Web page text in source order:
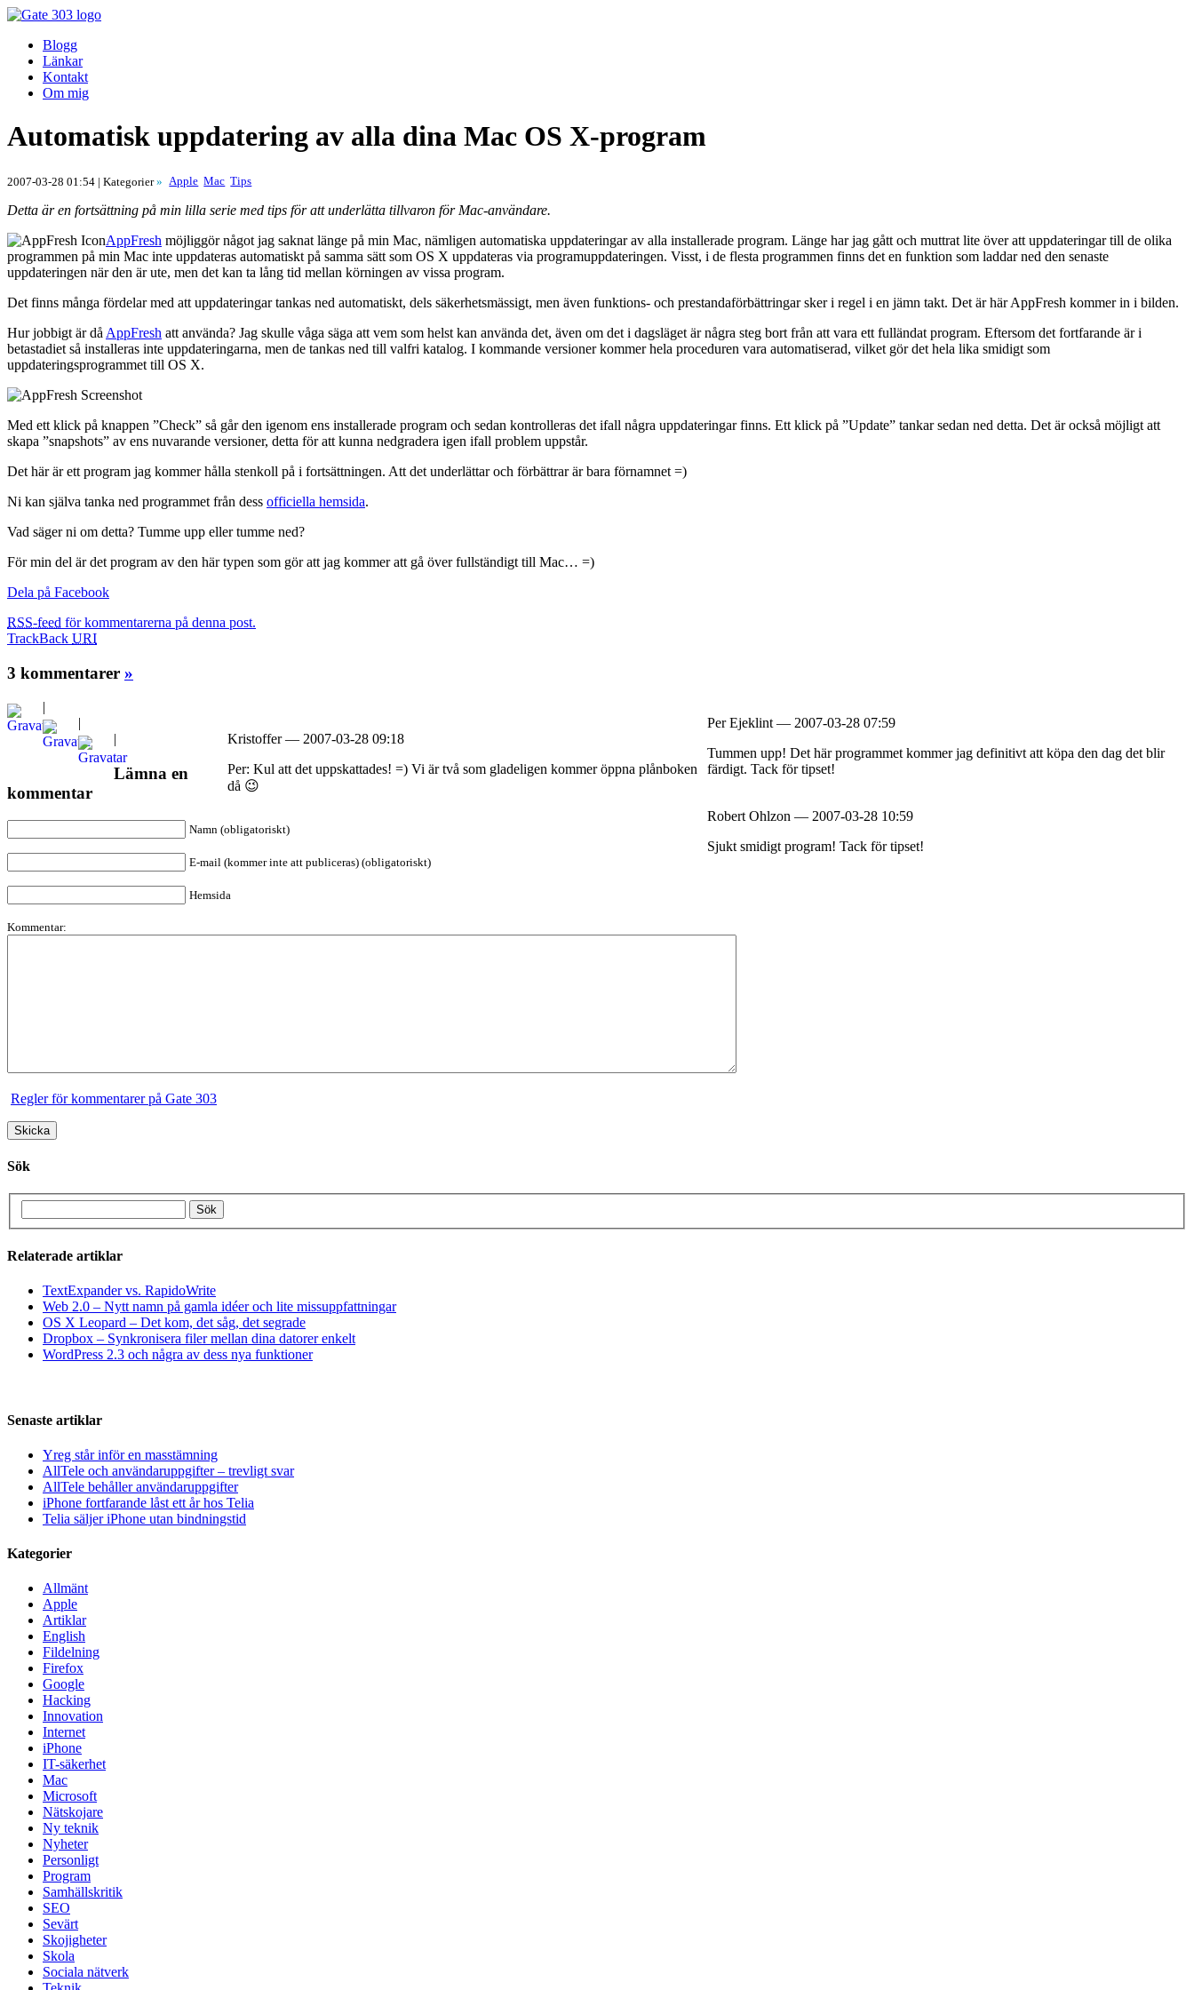
Blogg
Länkar
Kontakt
Om mig
Automatisk uppdatering av alla dina Mac OS X-program
2007-03-28 01:54 | Kategorier» Apple Mac Tips
Detta är en fortsättning på min lilla serie med tips för att underlätta tillvaron för Mac-användare.
AppFresh möjliggör något jag saknat länge på min Mac, nämligen automatiska uppdateringar av alla installerade program. Länge har jag gått och muttrat lite över att uppdateringar till de olika
programmen på min Mac inte uppdateras automatiskt på samma sätt som OS X uppdateras via programuppdateringen. Visst, i de flesta programmen finns det en funktion som laddar ned den senaste
uppdateringen när den är ute, men det kan ta lång tid mellan körningen av vissa program.
Det finns många fördelar med att uppdateringar tankas ned automatiskt, dels säkerhetsmässigt, men även funktions- och prestandaförbättringar sker i regel i en jämn takt. Det är här AppFresh kommer in i bilden.
Hur jobbigt är då AppFresh att använda? Jag skulle våga säga att vem som helst kan använda det, även om det i dagsläget är några steg bort från att vara ett fulländat program. Eftersom det fortfarande är i
betastadiet så installeras inte uppdateringarna, men de tankas ned till valfri katalog. I kommande versioner kommer hela proceduren vara automatiserad, vilket gör det hela lika smidigt som
uppdateringsprogrammet till OS X.
Med ett klick på knappen ”Check” så går den igenom ens installerade program och sedan kontrolleras det ifall några uppdateringar finns. Ett klick på ”Update” tankar sedan ned detta. Det är också möjligt att
skapa ”snapshots” av ens nuvarande versioner, detta för att kunna nedgradera igen ifall problem uppstår.
Det här är ett program jag kommer hålla stenkoll på i fortsättningen. Att det underlättar och förbättrar är bara förnamnet =)
Ni kan själva tanka ned programmet från dess officiella hemsida.
Vad säger ni om detta? Tumme upp eller tumme ned?
För min del är det program av den här typen som gör att jag kommer att gå över fullständigt till Mac… =)
Dela på Facebook
RSS-feed för kommentarerna på denna post.
TrackBack URI
3 kommentarer »
|
Per Ejeklint — 2007-03-28 07:59
Tummen upp! Det här programmet kommer jag definitivt att köpa den dag det blir
färdigt. Tack för tipset!
|
Kristoffer — 2007-03-28 09:18
Per: Kul att det uppskattades! =) Vi är två som gladeligen kommer öppna plånboken
då 😉
|
Robert Ohlzon — 2007-03-28 10:59
Sjukt smidigt program! Tack för tipset!
Lämna en
kommentar
Namn (obligatoriskt)
E-mail (kommer inte att publiceras) (obligatoriskt)
Hemsida
Kommentar:
Regler för kommentarer på Gate 303
Sök
Relaterade artiklar
TextExpander vs. RapidoWrite
Web 2.0 – Nytt namn på gamla idéer och lite missuppfattningar
OS X Leopard – Det kom, det såg, det segrade
Dropbox – Synkronisera filer mellan dina datorer enkelt
WordPress 2.3 och några av dess nya funktioner
Senaste artiklar
Yreg står inför en masstämning
AllTele och användaruppgifter – trevligt svar
AllTele behåller användaruppgifter
iPhone fortfarande låst ett år hos Telia
Telia säljer iPhone utan bindningstid
Kategorier
Allmänt
Apple
Artiklar
English
Fildelning
Firefox
Google
Hacking
Innovation
Internet
iPhone
IT-säkerhet
Mac
Microsoft
Nätskojare
Ny teknik
Nyheter
Personligt
Program
Samhällskritik
SEO
Sevärt
Skojigheter
Skola
Sociala nätverk